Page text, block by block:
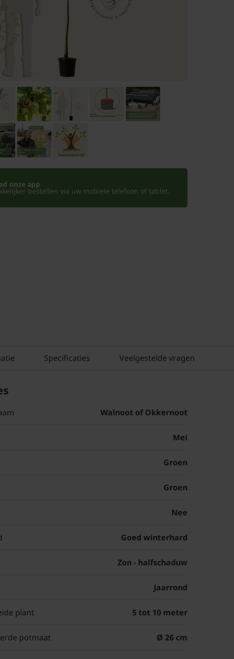
onze app
bestellen via uw mobiele telefoon of tablet.
Specificaties Veelgestelde vragen
Walnoot of Okkernoot
Mei
Groen
Groen
Nee
Goed winterhard
Zon - halfschaduw
Jaarrond
plant 5 tot 10 meter
potmaat Ø 26 cm